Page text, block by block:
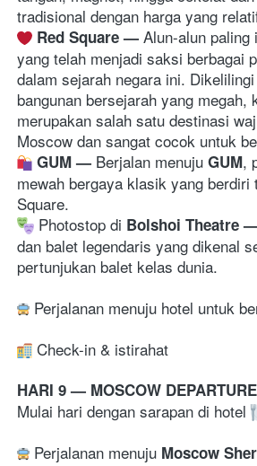
tradisional dengan harga yang
Red Square — Alun-alun
yang telah menjadi saksi berbagai
dalam sejarah negara ini.
bangunan bersejarah yang megah,
merupakan salah satu destinasi
Moscow dan sangat cocok untuk
GUM — Berjalan menuju GUM,
mewah bergaya klasik yang
Square.
Photostop di Bolshoi Theatre
dan balet legendaris yang dikenal
pertunjukan balet kelas dunia.
Perjalanan menuju hotel untuk
Check-in & istirahat
HARI 9 — MOSCOW
Mulai hari dengan sarapan di hotel
Perjalanan menuju Moscow